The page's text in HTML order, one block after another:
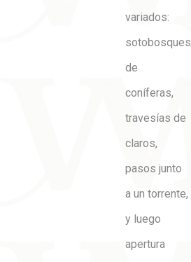
variados:
sotobosques
de
coníferas,
travesías de
claros,
pasos junto
a un torrente,
y luego
apertura